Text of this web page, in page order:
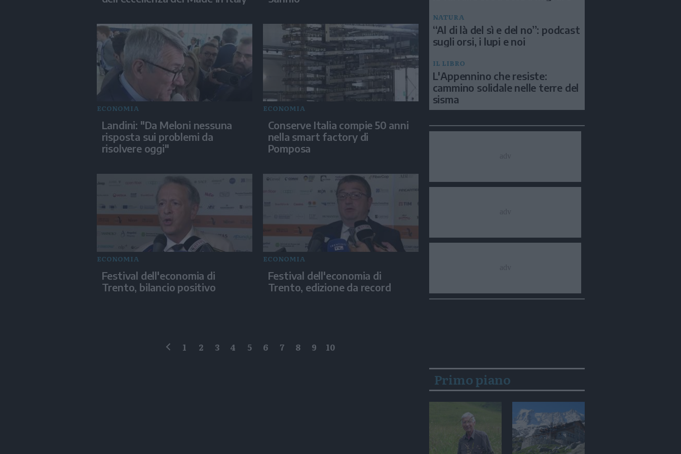
ECONOMIA
Landini: "Da Meloni nessuna
risposta sui problemi da
risolvere oggi"
ECONOMIA
Conserve Italia compie 50 anni
nella smart factory di
Pomposa
ECONOMIA
Festival dell'economia di
Trento, bilancio positivo
ECONOMIA
Festival dell'economia di
Trento, edizione da record
1 2 3 4 5 6 7 8 9 10
NATURA
“Al di là del sì e del no”: podcast
sugli orsi, i lupi e noi
IL LIBRO
L'Appennino che resiste:
cammino solidale nelle terre del
sisma
Primo piano